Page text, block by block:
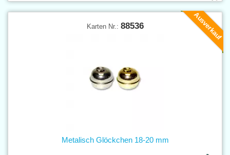
Ausverkauf
Karten Nr.: 88536
Metalisch Glöckchen 18-20 mm